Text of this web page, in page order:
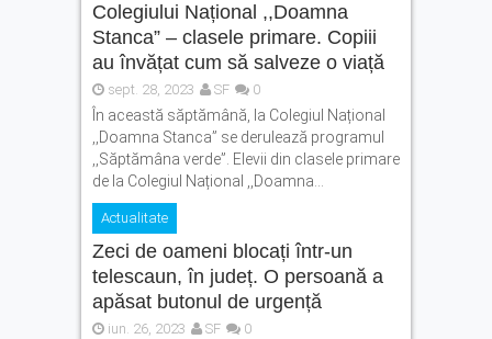
Colegiului Național ,,Doamna
Stanca” – clasele primare. Copiii
au învățat cum să salveze o viață
sept. 28, 2023 SF 0
În această săptămână, la Colegiul Național
,,Doamna Stanca” se derulează programul
,,Săptămâna verde”. Elevii din clasele primare
de la Colegiul Național ,,Doamna...
Actualitate
Zeci de oameni blocați într-un
telescaun, în județ. O persoană a
apăsat butonul de urgență
iun. 26, 2023 SF 0